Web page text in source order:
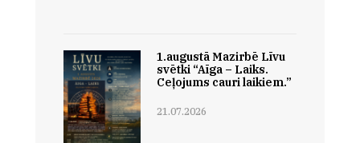
1.augustā Mazirbē Līvu
svētki “Aīga – Laiks.
Ceļojums cauri laikiem.”
21.07.2026